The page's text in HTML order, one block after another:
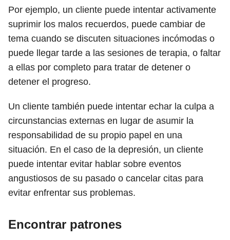
Por ejemplo, un cliente puede intentar activamente
suprimir los malos recuerdos, puede cambiar de
tema cuando se discuten situaciones incómodas o
puede llegar tarde a las sesiones de terapia, o faltar
a ellas por completo para tratar de detener o
detener el progreso.
Un cliente también puede intentar echar la culpa a
circunstancias externas en lugar de asumir la
responsabilidad de su propio papel en una
situación. En el caso de la depresión, un cliente
puede intentar evitar hablar sobre eventos
angustiosos de su pasado o cancelar citas para
evitar enfrentar sus problemas.
Encontrar patrones